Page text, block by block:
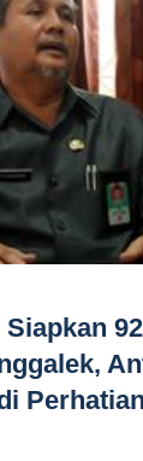
Perhatian